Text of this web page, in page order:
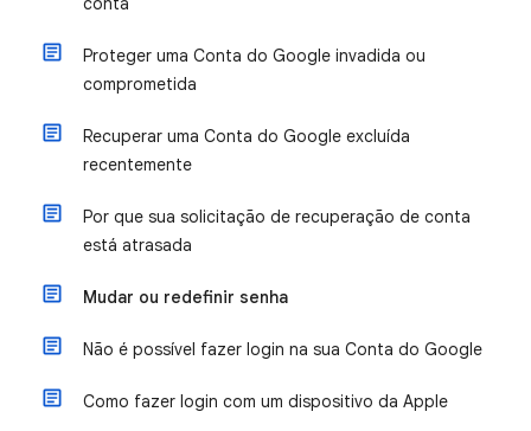
Proteger uma Conta do Google invadida ou
comprometida
Recuperar uma Conta do Google excluída
recentemente
Por que sua solicitação de recuperação de conta
está atrasada
Mudar ou redefinir senha
Não é possível fazer login na sua Conta do Google
Como fazer login com um dispositivo da Apple